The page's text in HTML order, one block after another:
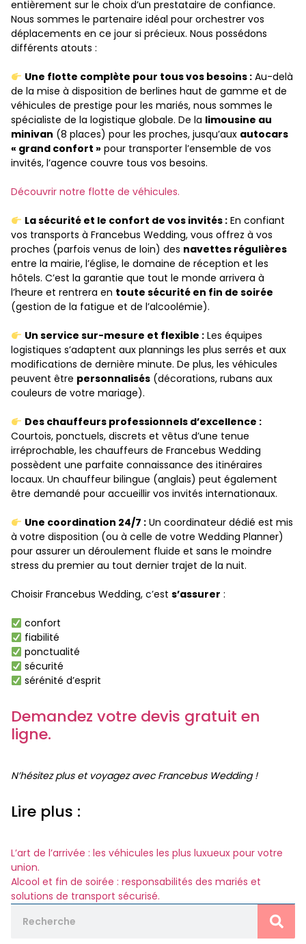
entièrement sur le choix d’un prestataire de confiance.
Nous sommes le partenaire idéal pour orchestrer vos
déplacements en ce jour si précieux. Nous possédons
différents atouts :
Une flotte complète pour tous vos besoins :Au-delà
de la mise à disposition de berlines haut de gamme et de
véhicules de prestige pour les mariés, nous sommes le
spécialiste de la logistique globale. De la limousine au
minivan (8 places) pour les proches, jusqu’aux autocars
« grand confort » pour transporter l’ensemble de vos
invités, l’agence couvre tous vos besoins.
Découvrir notre flotte de véhicules.
La sécurité et le confort de vos invités :En confiant
vos transports à Francebus Wedding, vous offrez à vos
proches (parfois venus de loin) des navettes régulières
entre la mairie, l’église, le domaine de réception et les
hôtels. C’est la garantie que tout le monde arrivera à
l’heure et rentrera en toute sécurité en fin de soirée
(gestion de la fatigue et de l’alcoolémie).
Un service sur-mesure et flexible :Les équipes
logistiques s’adaptent aux plannings les plus serrés et aux
modifications de dernière minute. De plus, les véhicules
peuvent être personnalisés (décorations, rubans aux
couleurs de votre mariage).
Des chauffeurs professionnels d’excellence :
Courtois, ponctuels, discrets et vêtus d’une tenue
irréprochable, les chauffeurs de Francebus Wedding
possèdent une parfaite connaissance des itinéraires
locaux. Un chauffeur bilingue (anglais) peut également
être demandé pour accueillir vos invités internationaux.
Une coordination 24/7 :Un coordinateur dédié est mis
à votre disposition (ou à celle de votre Wedding Planner)
pour assurer un déroulement fluide et sans le moindre
stress du premier au tout dernier trajet de la nuit.
Choisir Francebus Wedding, c’est s’assurer :
confort
fiabilité
ponctualité
sécurité
sérénité d’esprit
Demandez votre devis gratuit en
ligne.
N’hésitez plus et voyagez avec Francebus Wedding !
Lire plus :
L’art de l’arrivée : les véhicules les plus luxueux pour votre
union.
Alcool et fin de soirée : responsabilités des mariés et
solutions de transport sécurisé.